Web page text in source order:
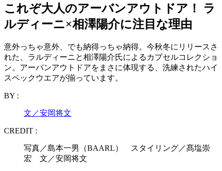
これぞ大人のアーバンアウトドア！ ラ
ルディーニ×相澤陽介に注目な理由
意外っちゃ意外、でも納得っちゃ納得。今秋冬にリリースさ
れた、ラルディーニと相澤陽介氏によるカプセルコレクショ
ン。アーバンアウトドアをまさに体現する、洗練されたハイ
スペックウエアが揃っています。
BY :
文／安岡将文
CREDIT :
写真／島本一男（BAARL） スタイリング／髙塩崇
宏 文／安岡将文